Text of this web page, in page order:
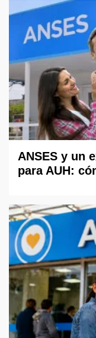
ANSES y un
para AUH: